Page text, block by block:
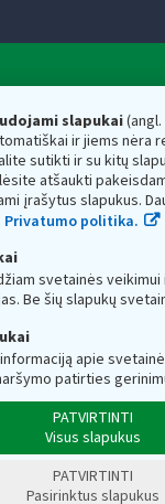
slapukai
ir jiems nėra
sutikti ir su kitų
atšaukti
įrašytus slapukus.
Privatumo politika.
svetainės
Be šių slapukų
apie
patirties
PATVIRTINTI
Visus slapukus
PATVIRTINTI
Pasirinktus slapukus
inspekcija
ministerijos
asmens kodas —
g. 14, 01107 Vilnius,
dėžutės adresas
mokesčių
ministerijos kaupiami ir